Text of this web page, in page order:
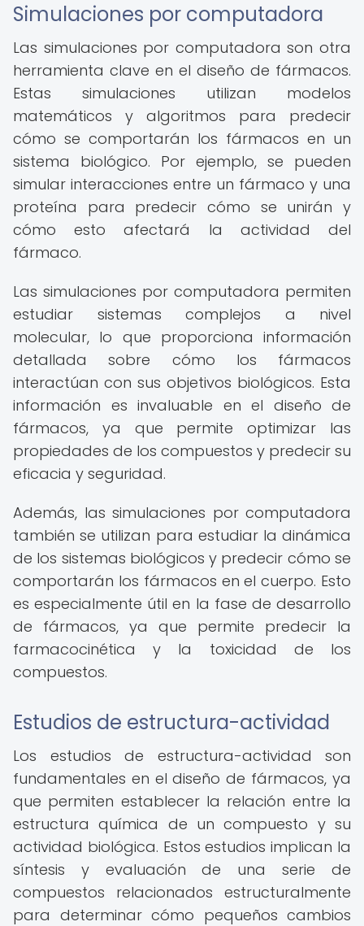
Simulaciones por computadora
Las simulaciones por computadora son otra
herramienta clave en el diseño de fármacos.
Estas simulaciones utilizan modelos
matemáticos y algoritmos para predecir
cómo se comportarán los fármacos en un
sistema biológico. Por ejemplo, se pueden
simular interacciones entre un fármaco y una
proteína para predecir cómo se unirán y
cómo esto afectará la actividad del
fármaco.
Las simulaciones por computadora permiten
estudiar sistemas complejos a nivel
molecular, lo que proporciona información
detallada sobre cómo los fármacos
interactúan con sus objetivos biológicos. Esta
información es invaluable en el diseño de
fármacos, ya que permite optimizar las
propiedades de los compuestos y predecir su
eficacia y seguridad.
Además, las simulaciones por computadora
también se utilizan para estudiar la dinámica
de los sistemas biológicos y predecir cómo se
comportarán los fármacos en el cuerpo. Esto
es especialmente útil en la fase de desarrollo
de fármacos, ya que permite predecir la
farmacocinética y la toxicidad de los
compuestos.
Estudios de estructura-actividad
Los estudios de estructura-actividad son
fundamentales en el diseño de fármacos, ya
que permiten establecer la relación entre la
estructura química de un compuesto y su
actividad biológica. Estos estudios implican la
síntesis y evaluación de una serie de
compuestos relacionados estructuralmente
para determinar cómo pequeños cambios